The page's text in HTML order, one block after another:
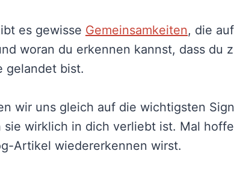
es gewisse Gemeinsamkeiten, die
woran du erkennen kannst, dass du
gelandet bist.
wir uns gleich auf die wichtigsten
sie wirklich in dich verliebt ist. Mal
Artikel wiedererkennen wirst.